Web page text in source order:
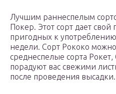
Лучшим раннеспелым
Покер. Этот сорт дает
пригодных к
недели. Сорт Рококо можно
среднеспелые сорта
порадуют вас свежими
после проведения высадки.